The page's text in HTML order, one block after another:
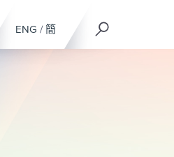
ENG / 簡